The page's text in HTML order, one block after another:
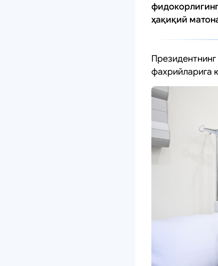
ҳақиқий
фахрийларига